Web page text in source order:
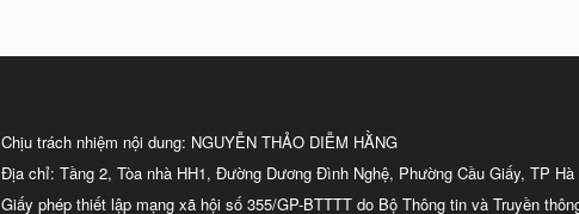
Chịu trách nhiệm nội dung: NGUYỄN THẢO DIỄM HẰNG
Địa chỉ: Tầng 2, Tòa nhà HH1, Đường Dương Đình Nghệ, Phường Cầu Giấy, TP Hà
Giấy phép thiết lập mạng xã hội số 355/GP-BTTTT do Bộ Thông tin và Truyền